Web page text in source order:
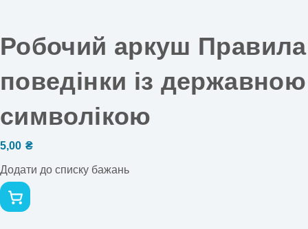
Робочий аркуш Правила
поведінки із державною
символікою
5,00 ₴
Додати до списку бажань